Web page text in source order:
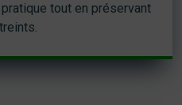
tout en préservant